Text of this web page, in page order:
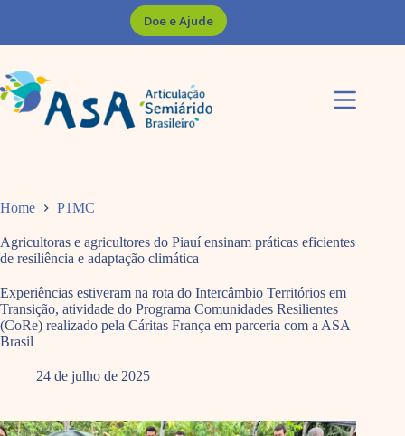
Doe e Ajude
Home P1MC
Agricultoras e agricultores do Piauí ensinam práticas eficientes
de resiliência e adaptação climática
Experiências estiveram na rota do Intercâmbio Territórios em
Transição, atividade do Programa Comunidades Resilientes
(CoRe) realizado pela Cáritas França em parceria com a ASA
Brasil
24 de julho de 2025